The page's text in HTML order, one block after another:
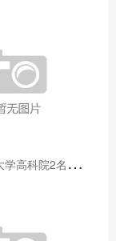
青
海师范大学高科院2名专家当选中国科学院院士